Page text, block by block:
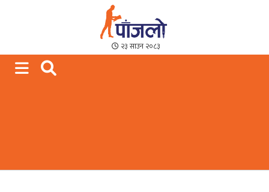
Paajalo News
We are from Far West Nepal
२३ साउन २०८३